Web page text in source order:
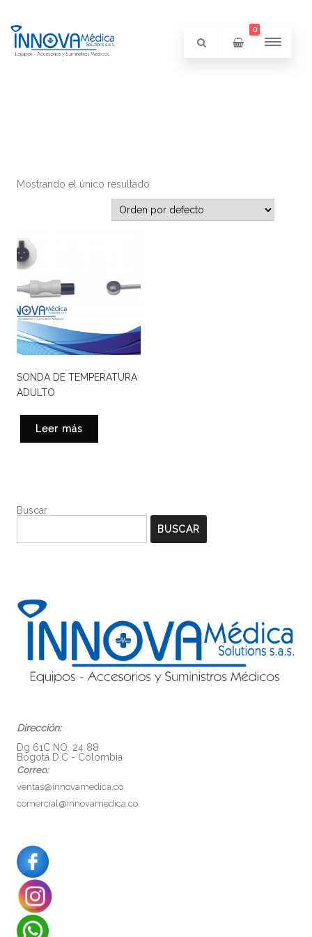
0
Mostrando el único resultado
SONDA DE TEMPERATURA
ADULTO
Leer más
Buscar
BUSCAR
Dirección:
Dg 61C NO. 24 88
Bogotá D.C - Colombia
Correo:
ventas@innovamedica.co
comercial@innovamedica.co